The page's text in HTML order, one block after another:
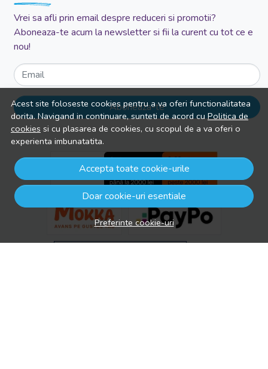
Acest site foloseste cookies pentru a va oferi functionalitatea
dorita. Navigand in continuare, sunteti de acord cuPolitica de
cookies si cu plasarea de cookies, cu scopul de a va oferi o
experienta imbunatatita.
Accepta toate cookie-urile
Doar cookie-uri esentiale
Preferinte cookie-uri
Vrei sa afli prin email despre reduceri si promotii?
Aboneaza-te acum la newsletter si fii la curent cu tot ce e
nou!
Email
Aboneaza-te